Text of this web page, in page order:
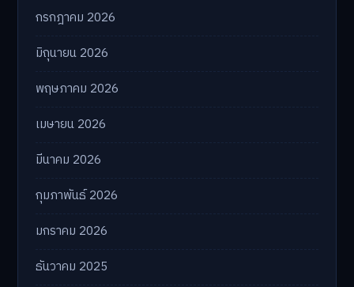
กรกฎาคม 2026
มิถุนายน 2026
พฤษภาคม 2026
เมษายน 2026
มีนาคม 2026
กุมภาพันธ์ 2026
มกราคม 2026
ธันวาคม 2025